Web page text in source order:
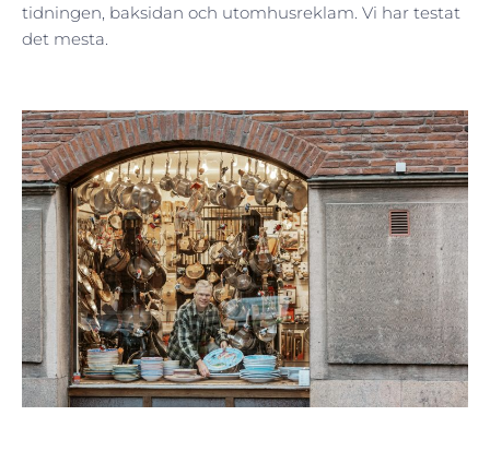
tidningen, baksidan och utomhusreklam. Vi har testat
det mesta.